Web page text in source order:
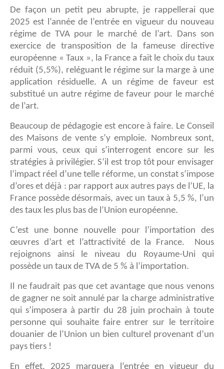
De façon un petit peu abrupte, je rappellerai que
2025 est l’année de l’entrée en vigueur du nouveau
régime de TVA pour le marché de l’art. Dans son
exercice de transposition de la fameuse directive
européenne « Taux », la France a fait le choix du taux
réduit (5,5%), reléguant le régime sur la marge à une
application résiduelle. A un régime de faveur est
substitué un autre régime de faveur pour le marché
de l’art.
Beaucoup de pédagogie est encore à faire. Le Conseil
des Maisons de vente s’y emploie. Nombreux sont,
parmi vous, ceux qui s’interrogent encore sur les
stratégies à privilégier. S’il est trop tôt pour envisager
l’impact réel d’une telle réforme, un constat s’impose
d’ores et déjà : par rapport aux autres pays de l’UE, la
France possède désormais, avec un taux à 5,5 %, l’un
des taux les plus bas de l’Union européenne.
C’est une bonne nouvelle pour l’importation des
œuvres d’art et l’attractivité de la France. Nous
rejoignons ainsi le niveau du Royaume-Uni qui
possède un taux de TVA de 5 % à l’importation.
Il ne faudrait pas que cet avantage que nous venons
de gagner ne soit annulé par la charge administrative
qui s’imposera à partir du 28 juin prochain à toute
personne qui souhaite faire entrer sur le territoire
douanier de l’Union un bien culturel provenant d’un
pays tiers !
En effet, 2025 marquera l’entrée en vigueur du